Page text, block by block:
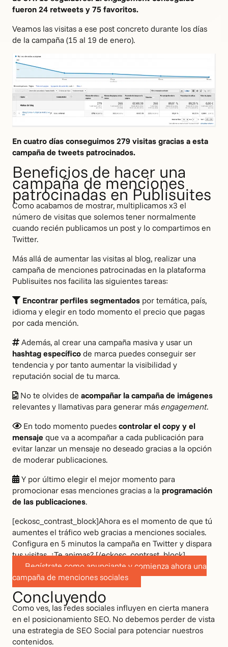
fueron 24 retweets y 75 favoritos.
Veamos las visitas a ese post concreto durante los días
de la campaña (15 al 19 de enero).
En cuatro días conseguimos 279 visitas gracias a esta
campaña de tweets patrocinados.
Beneficios de hacer una
campaña de menciones
patrocinadas en Publisuites
Como acabamos de mostrar, multiplicamos x3 el
número de visitas que solemos tener normalmente
cuando recién publicamos un post y lo compartimos en
Twitter.
Más allá de aumentar las visitas al blog, realizar una
campaña de menciones patrocinadas en la plataforma
Publisuites nos facilita las siguientes tareas:
Encontrar perfiles segmentados por temática, país,
idioma y elegir en todo momento el precio que pagas
por cada mención.
Además, al crear una campaña masiva y usar un
hashtag específico de marca puedes conseguir ser
tendencia y por tanto aumentar la visibilidad y
reputación social de tu marca.
No te olvides de acompañar la campaña de imágenes
relevantes y llamativas para generar más engagement.
En todo momento puedes controlar el copy y el
mensaje que va a acompañar a cada publicación para
evitar lanzar un mensaje no deseado gracias a la opción
de moderar publicaciones.
Y por último elegir el mejor momento para
promocionar esas menciones gracias a la programación
de las publicaciones.
[eckosc_contrast_block]Ahora es el momento de que tú
aumentes el tráfico web gracias a menciones sociales.
Configura en 5 minutos la campaña en Twitter y dispara
tus visitas. ¿Te animas? [/eckosc_contrast_block]
Regístrate como anunciante y comienza ahora una
campaña de menciones sociales
Concluyendo
Como ves, las redes sociales influyen en cierta manera
en el posicionamiento SEO. No debemos perder de vista
una estrategia de SEO Social para potenciar nuestros
contenidos.